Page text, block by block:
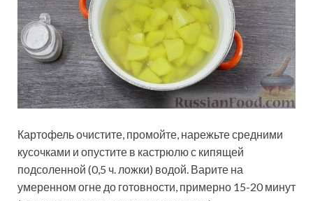
Картофель очистите, промойте, нарежьте средними
кусочками и опустите в кастрюлю с кипящей
подсоленной (0,5 ч. ложки) водой. Варите на
умеренном огне до готовности, примерно 15-20 минут